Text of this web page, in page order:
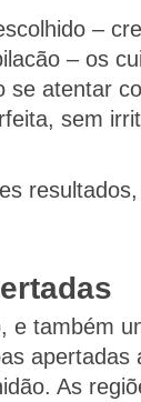
–
– os
atentar
sem
e também
As